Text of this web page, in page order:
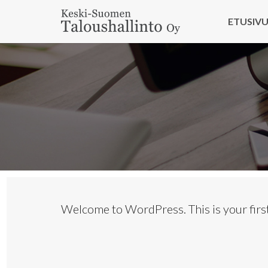
ETUSIVU
Welcome to WordPress. This is your